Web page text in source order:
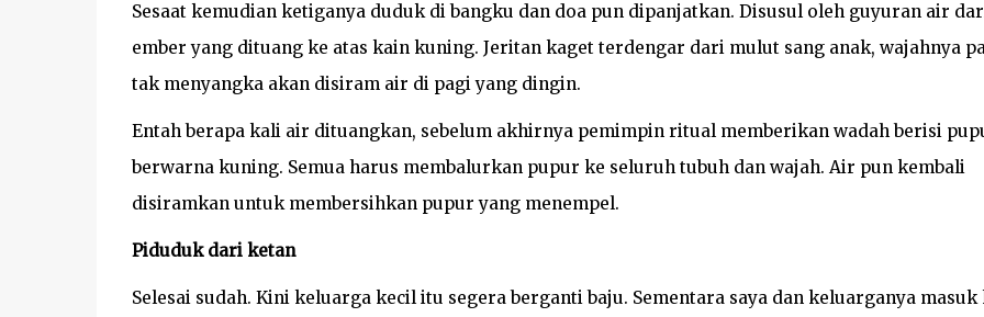
Sesaat kemudian ketiganya duduk di bangku dan doa pun dipanjatkan. Disusul oleh guyuran air
ember yang dituang ke atas kain kuning. Jeritan kaget terdengar dari mulut sang anak, wajahnya
tak menyangka akan disiram air di pagi yang dingin.
Entah berapa kali air dituangkan, sebelum akhirnya pemimpin ritual memberikan wadah berisi
berwarna kuning. Semua harus membalurkan pupur ke seluruh tubuh dan wajah. Air pun kembali
disiramkan untuk membersihkan pupur yang menempel.
Piduduk dari ketan
Selesai sudah. Kini keluarga kecil itu segera berganti baju. Sementara saya dan keluarganya masuk